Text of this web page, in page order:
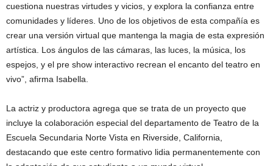
cuestiona nuestras virtudes y vicios, y explora la confianza entre
comunidades y líderes. Uno de los objetivos de esta compañía es
crear una versión virtual que mantenga la magia de esta expresión
artística. Los ángulos de las cámaras, las luces, la música, los
espejos, y el pre show interactivo recrean el encanto del teatro en
vivo”, afirma Isabella.
La actriz y productora agrega que se trata de un proyecto que
incluye la colaboración especial del departamento de Teatro de la
Escuela Secundaria Norte Vista en Riverside, California,
destacando que este centro formativo lidia permanentemente con